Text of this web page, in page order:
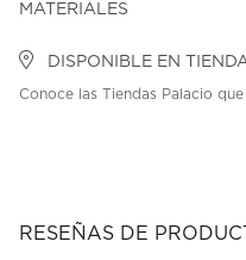
MATERIALES
DISPONIBLE EN
Conoce las Tiendas Palacio
RESEÑAS DE